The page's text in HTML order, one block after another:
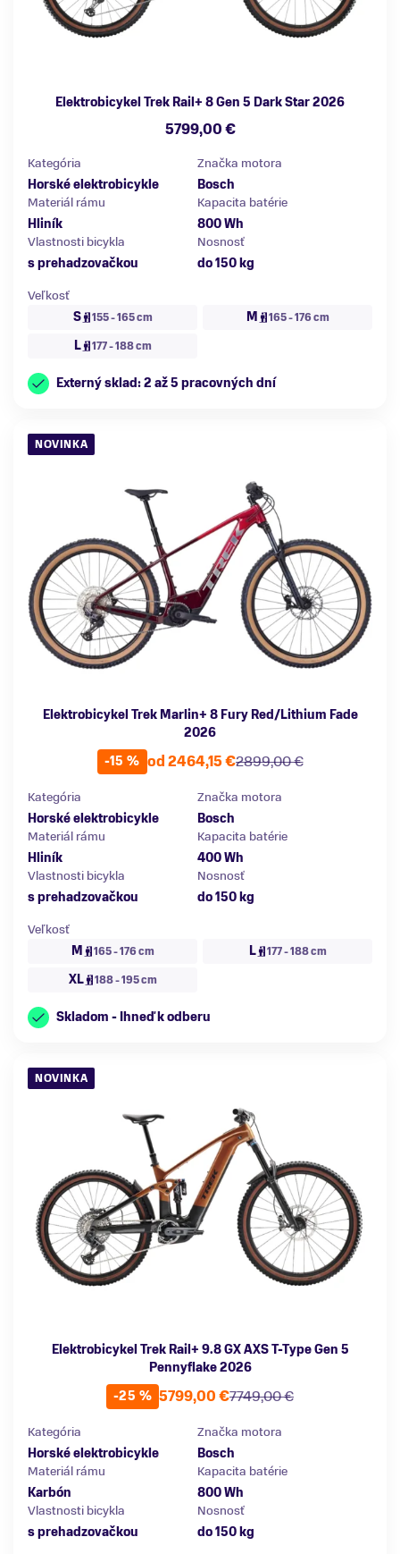
Elektrobicykel Trek Rail+ 8 Gen 5 Dark Star 2026
5799,00 €
Kategória
Horské elektrobicykle
Značka motora
Bosch
Materiál rámu
Hliník
Kapacita batérie
800 Wh
Vlastnosti bicykla
s prehadzovačkou
Nosnosť
do 150 kg
Veľkosť
S
155 - 165 cm M 165 - 176 cm
L 177 - 188 cm
Externý sklad: 2 až 5 pracovných dní
NOVINKA
Elektrobicykel Trek Marlin+ 8 Fury Red/Lithium Fade
2026
-15 %
2899,00 €
od 2464,15 €
Kategória
Horské elektrobicykle
Značka motora
Bosch
Materiál rámu
Hliník
Kapacita batérie
400 Wh
Vlastnosti bicykla
s prehadzovačkou
Nosnosť
do 150 kg
Veľkosť
M
165 - 176 cm L 177 - 188 cm
XL 188 - 195 cm
Skladom - Ihneď k odberu
NOVINKA
Elektrobicykel Trek Rail+ 9.8 GX AXS T-Type Gen 5
Pennyflake 2026
-25 %
7749,00 €
5799,00 €
Kategória
Horské elektrobicykle
Značka motora
Bosch
Materiál rámu
Karbón
Kapacita batérie
800 Wh
Vlastnosti bicykla
s prehadzovačkou
Nosnosť
do 150 kg